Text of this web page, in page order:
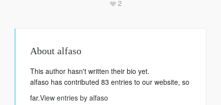
2
About alfaso
This author hasn't written their bio yet.
alfaso has contributed 83 entries to our website, so
far.View entries by alfaso